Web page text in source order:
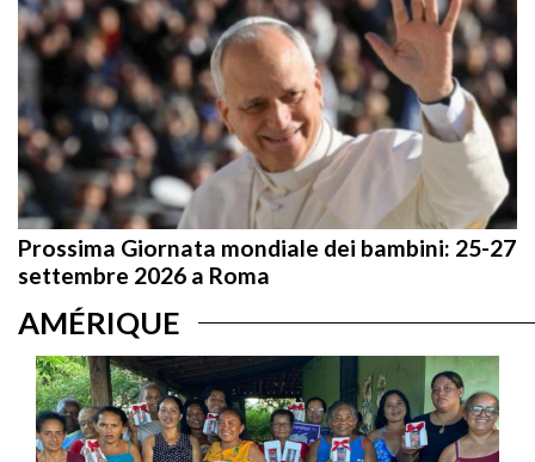
Prossima Giornata mondiale dei bambini: 25-27
settembre 2026 a Roma
AMÉRIQUE